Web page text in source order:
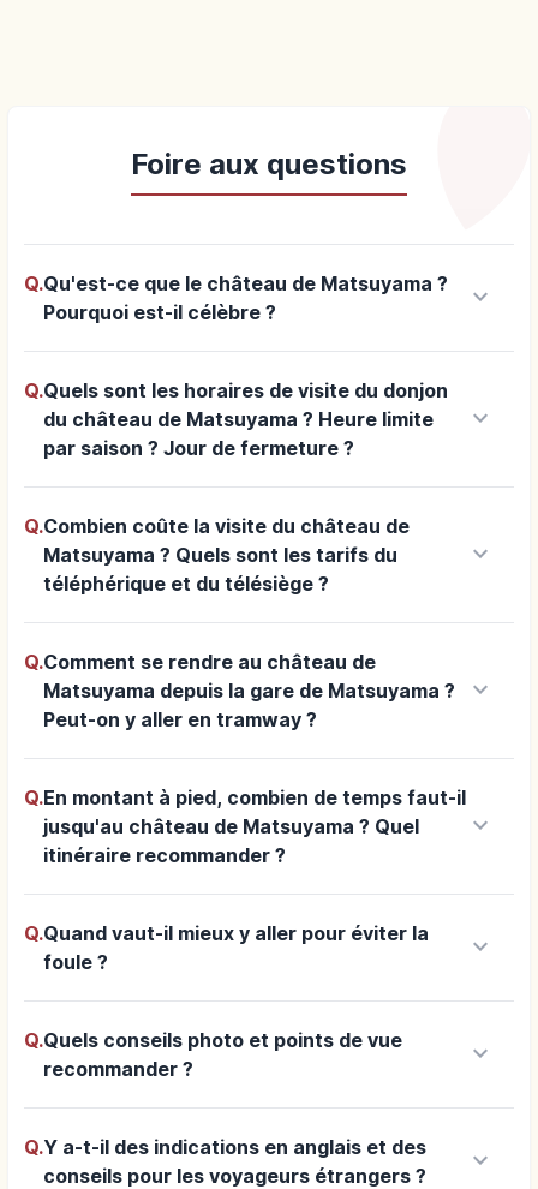
Foire aux questions
Q.Qu'est-ce que le château de Matsuyama ?
Pourquoi est-il célèbre ?
keyboard_arrow_down
Q.Quels sont les horaires de visite du donjon
du château de Matsuyama ? Heure limite
par saison ? Jour de fermeture ?
keyboard_arrow_down
Q.Combien coûte la visite du château de
Matsuyama ? Quels sont les tarifs du
téléphérique et du télésiège ?
keyboard_arrow_down
Q.Comment se rendre au château de
Matsuyama depuis la gare de Matsuyama ?
Peut-on y aller en tramway ?
keyboard_arrow_down
Q.En montant à pied, combien de temps faut-il
jusqu'au château de Matsuyama ? Quel
itinéraire recommander ?
keyboard_arrow_down
Q.Quand vaut-il mieux y aller pour éviter la
foule ?
keyboard_arrow_down
Q.Quels conseils photo et points de vue
recommander ?
keyboard_arrow_down
Q.Y a-t-il des indications en anglais et des
conseils pour les voyageurs étrangers ?
keyboard_arrow_down